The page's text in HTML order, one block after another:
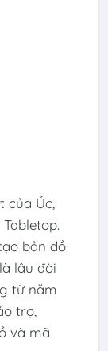
của Úc,
bản đồ
lâu đời
từ năm
trợ,
và mã